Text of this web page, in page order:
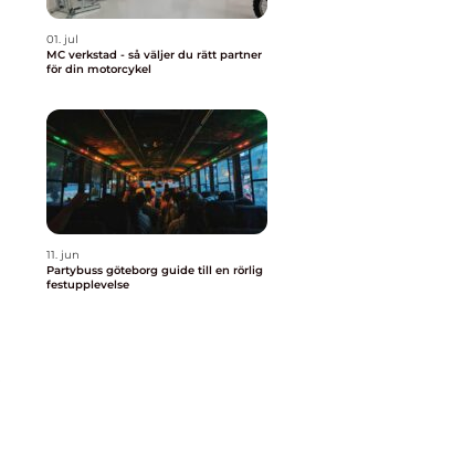
01. jul
MC verkstad - så väljer du rätt partner
för din motorcykel
11. jun
Partybuss göteborg guide till en rörlig
festupplevelse